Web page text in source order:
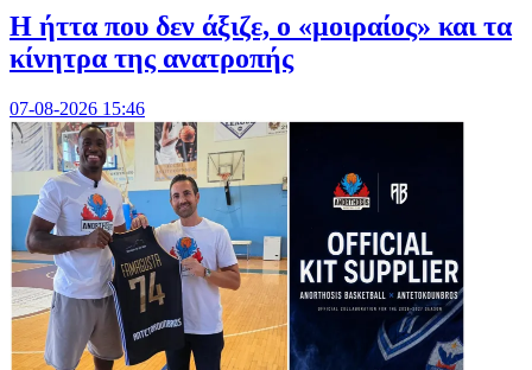
Η ήττα που δεν άξιζε, ο «μοιραίος» και τα
κίνητρα της ανατροπής
07-08-2026 15:46